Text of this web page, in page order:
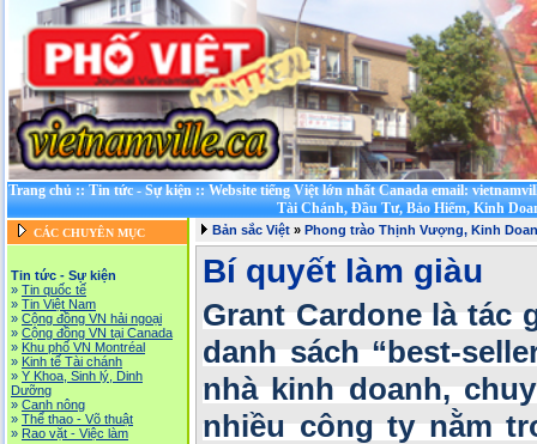
Trang chủ::Tin tức - Sự kiện::Website tiếng Việt lớn nhất Canada email:
Tài Chánh, Đầu Tư, Bảo Hiểm, Kinh
CÁC CHUYÊN MỤC
Tin tức - Sự kiện
» Tin quốc tế
» Tin Việt Nam
» Cộng đồng VN hải ngoại
» Cộng đồng VN tại Canada
» Khu phố VN Montréal
» Kinh tế Tài chánh
» Y Khoa, Sinh lý, Dinh
Dưỡng
» Canh nông
» Thể thao - Võ thuật
» Rao vặt - Việc làm
Bản sắc Việt » Phong trào Thịnh Vượng, Kinh
Bí quyết làm giàu
Grant Cardone là tác
danh sách “best-
nhà kinh doanh,
nhiều công ty nằm